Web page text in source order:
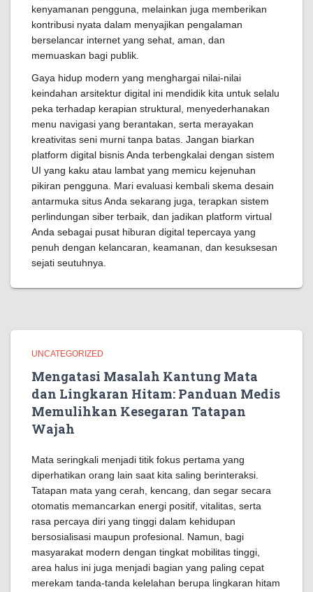
kenyamanan pengguna, melainkan juga memberikan
kontribusi nyata dalam menyajikan pengalaman
berselancar internet yang sehat, aman, dan
memuaskan bagi publik.
Gaya hidup modern yang menghargai nilai-nilai
keindahan arsitektur digital ini mendidik kita untuk selalu
peka terhadap kerapian struktural, menyederhanakan
menu navigasi yang berantakan, serta merayakan
kreativitas seni murni tanpa batas. Jangan biarkan
platform digital bisnis Anda terbengkalai dengan sistem
UI yang kaku atau lambat yang memicu kejenuhan
pikiran pengguna. Mari evaluasi kembali skema desain
antarmuka situs Anda sekarang juga, terapkan sistem
perlindungan siber terbaik, dan jadikan platform virtual
Anda sebagai pusat hiburan digital tepercaya yang
penuh dengan kelancaran, keamanan, dan kesuksesan
sejati seutuhnya.
UNCATEGORIZED
Mengatasi Masalah Kantung Mata
dan Lingkaran Hitam: Panduan Medis
Memulihkan Kesegaran Tatapan
Wajah
Mata seringkali menjadi titik fokus pertama yang
diperhatikan orang lain saat kita saling berinteraksi.
Tatapan mata yang cerah, kencang, dan segar secara
otomatis memancarkan energi positif, vitalitas, serta
rasa percaya diri yang tinggi dalam kehidupan
bersosialisasi maupun profesional. Namun, bagi
masyarakat modern dengan tingkat mobilitas tinggi,
area halus ini juga menjadi bagian yang paling cepat
merekam tanda-tanda kelelahan berupa lingkaran hitam